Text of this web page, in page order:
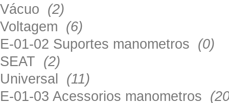
Vácuo (2)
Voltagem (6)
E-01-02 Suportes manometros (0)
SEAT (2)
Universal (11)
E-01-03 Acessorios manometros